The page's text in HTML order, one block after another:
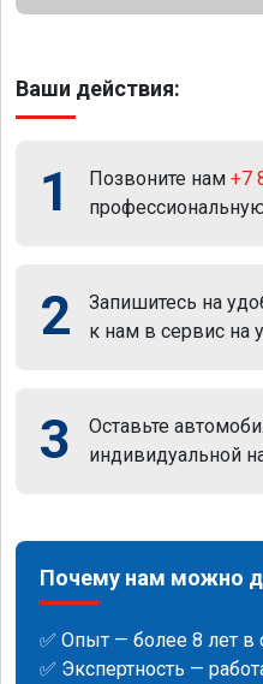
Ваши действия:
1 Позвоните нам +7
2
Запишитесь на
к нам в сервис на
3
Оставьте
индивидуальной
Почему нам можно
✅ Опыт — более 8 лет в
✅ Экспертность —